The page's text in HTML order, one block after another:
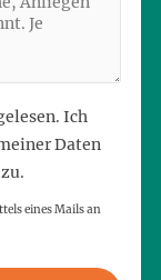
Ich
Daten
eines Mails an